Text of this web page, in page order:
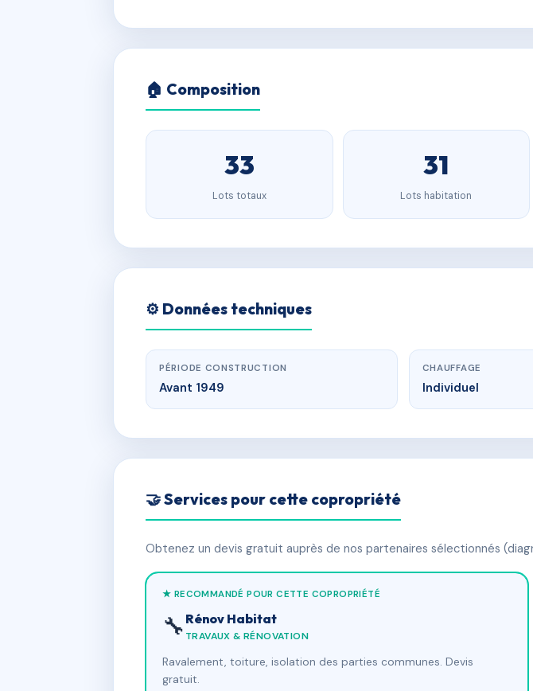
🏠 Composition
33
Lots totaux
31
Lots habitation
⚙️ Données techniques
PÉRIODE CONSTRUCTION
Avant 1949
CHAUFFAGE
Individuel
🤝 Services pour cette copropriété
Obtenez un devis gratuit auprès de nos partenaires sélectionnés
★ RECOMMANDÉ POUR CETTE COPROPRIÉTÉ
🔧 Rénov Habitat
TRAVAUX & RÉNOVATION
Ravalement, toiture, isolation des parties communes. Devis
gratuit.